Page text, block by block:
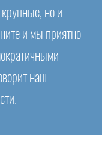
но и
и мы приятно
наш